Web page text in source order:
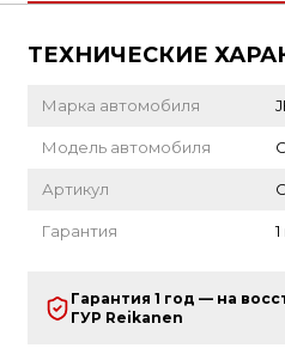
ТЕХНИЧЕСКИЕ
Марка автомобиля
Модель автомобиля
Артикул
Гарантия
Гарантия 1 год — на
ГУР Reikanen